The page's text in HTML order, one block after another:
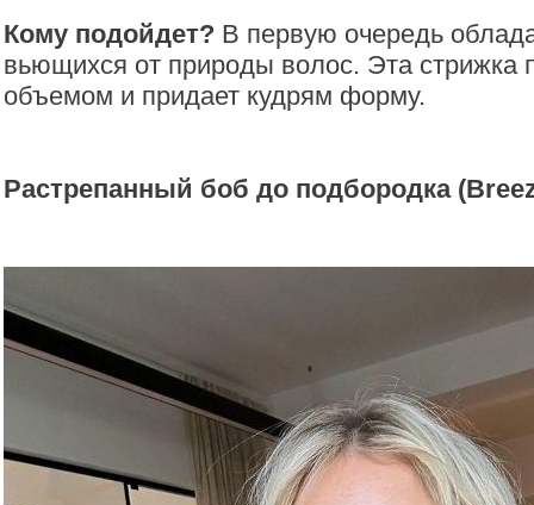
Кому подойдет? В первую очередь
вьющихся от природы волос. Эта стрижка
объемом и придает кудрям форму.
Растрепанный боб до подбородка